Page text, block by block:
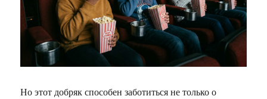
Но этот добряк способен заботиться не только о